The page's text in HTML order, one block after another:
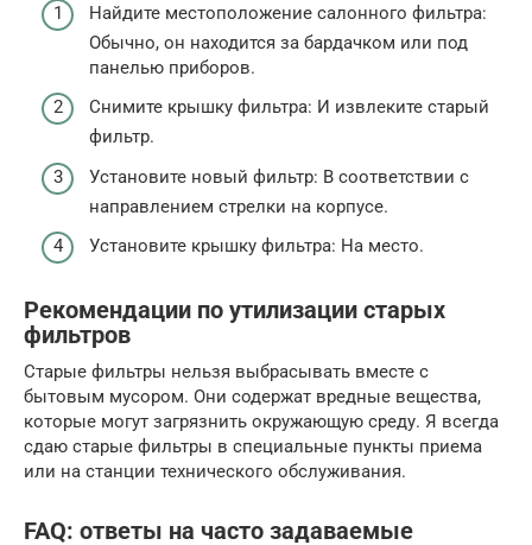
Найдите местоположение салонного фильтра:
Обычно, он находится за бардачком или под
панелью приборов.
Снимите крышку фильтра: И извлеките старый
фильтр.
Установите новый фильтр: В соответствии с
направлением стрелки на корпусе.
Установите крышку фильтра: На место.
Рекомендации по утилизации старых
фильтров
Старые фильтры нельзя выбрасывать вместе с
бытовым мусором. Они содержат вредные вещества,
которые могут загрязнить окружающую среду. Я всегда
сдаю старые фильтры в специальные пункты приема
или на станции технического обслуживания.
FAQ: ответы на часто задаваемые